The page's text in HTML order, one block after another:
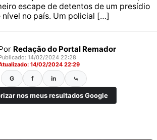
escape de detentos de um presídio
nível no país. Um policial […]
Redação do Portal Remador
14/02/2024 22:28
14/02/2024 22:29
G f in ⤿
nos meus resultados Google